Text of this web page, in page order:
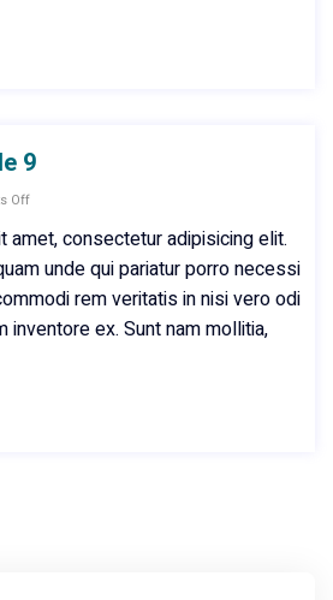
9
Off
amet, consectetur adipisicing elit.
unde qui pariatur porro necessi
rem veritatis in nisi vero odi
ex. Sunt nam mollitia,